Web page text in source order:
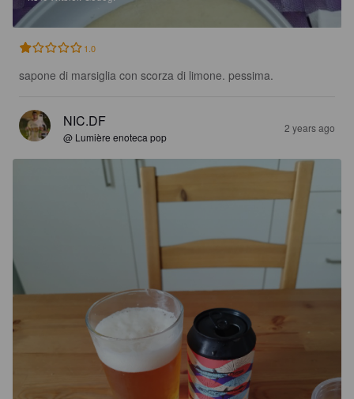
1.0
sapone di marsiglia con scorza di limone. pessima.
NIC.DF
@ Lumière enoteca pop
2 years ago